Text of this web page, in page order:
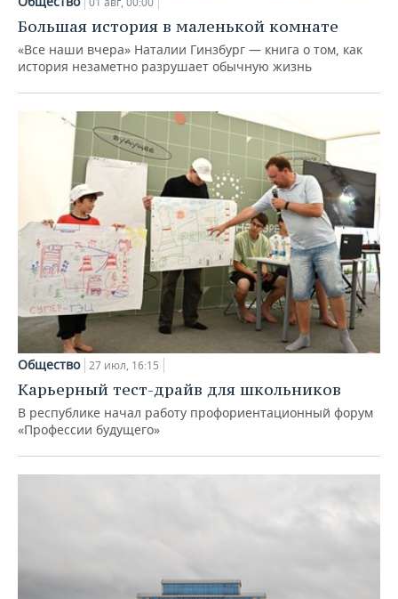
Большая история в маленькой комнате
«Все наши вчера» Наталии Гинзбург — книга о том, как
история незаметно разрушает обычную жизнь
Общество 27 июл, 16:15
Карьерный тест-драйв для школьников
В республике начал работу профориентационный форум
«Профессии будущего»